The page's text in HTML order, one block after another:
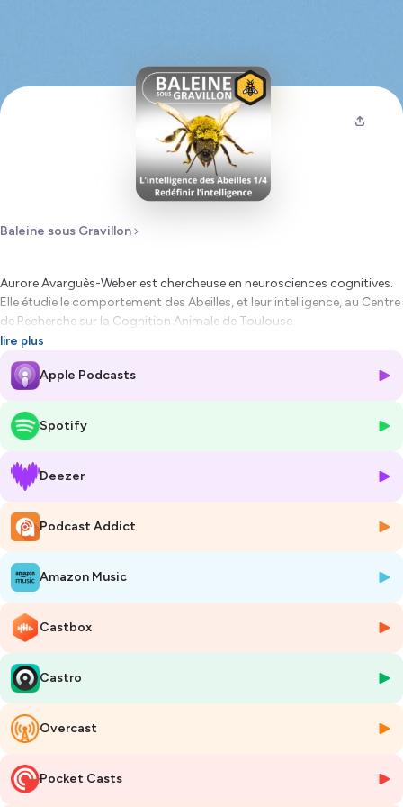
Baleine sous Gravillon
Aurore Avarguès-Weber est chercheuse en neurosciences cognitives.
Elle étudie le comportement des Abeilles, et leur intelligence, au Centre
de Recherche sur la Cognition Animale de Toulouse.
Dans ses travaux, Aurore est allée de surprise en surprise : les Abeilles
peuvent apprendre, compter, et même débattre entre elles ! Le
moins de neurones que le nôtre. Malgré cela, ces insectes sont
capables de faire des additions et des soustractions, de quelques
Et Aurore n’en est qu’à l’aube de ses découvertes. De plus en plus de
chercheurs étudient les différentes facettes de l’intelligence animale,
plus seulement celle des Singes, des Dauphins ou de Chiens, mais celle
Dans ce premier chapitre, nous allons d’abord rappeler des notions de
Photo :
______
BSG vous propose d’autres épisodes sur les Abeilles :
http://bit.ly/alveole_abeille_BSG
… mais aussi sur les insectes :
http://bit.ly/insectes1_BSG
et sur les araignées :
https://bit.ly/araignees1_bases1_BSG
lire plus
Apple Podcasts
Spotify
Deezer
Podcast Addict
Amazon Music
Castbox
Castro
Overcast
Pocket Casts